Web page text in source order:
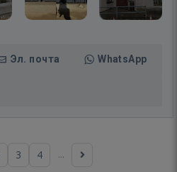
Эл. почта WhatsApp
3 4 ...